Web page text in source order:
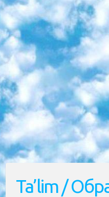
Ta’lim /